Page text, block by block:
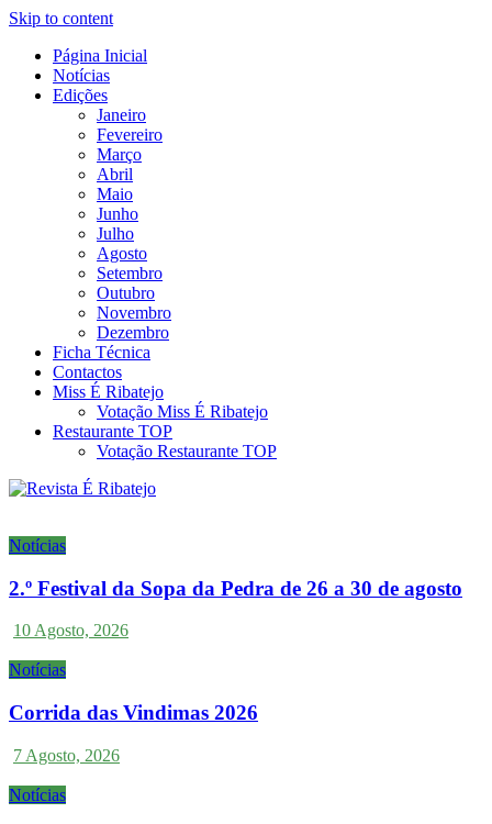
Skip to content
É Ribatejo – Revista Social
Online
Revista Social Online
Página Inicial
Notícias
Edições
Janeiro
Fevereiro
Março
Abril
Maio
Junho
Julho
Agosto
Setembro
Outubro
Novembro
Dezembro
Ficha Técnica
Contactos
Miss É Ribatejo
Votação Miss É Ribatejo
Restaurante TOP
Votação Restaurante TOP
Notícias
2.º Festival da Sopa da Pedra de 26 a 30 de agosto
10 Agosto, 2026
Notícias
Corrida das Vindimas 2026
7 Agosto, 2026
Notícias